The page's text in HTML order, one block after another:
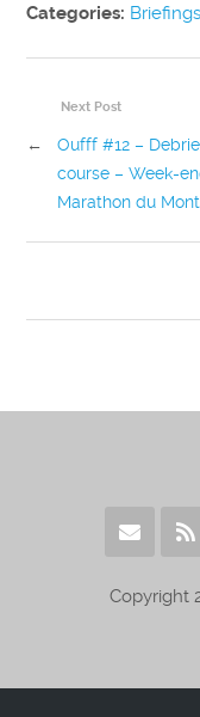
Categories:
Next Post
←
Oufff #12 –
course – Week-
Marathon du
Copyright